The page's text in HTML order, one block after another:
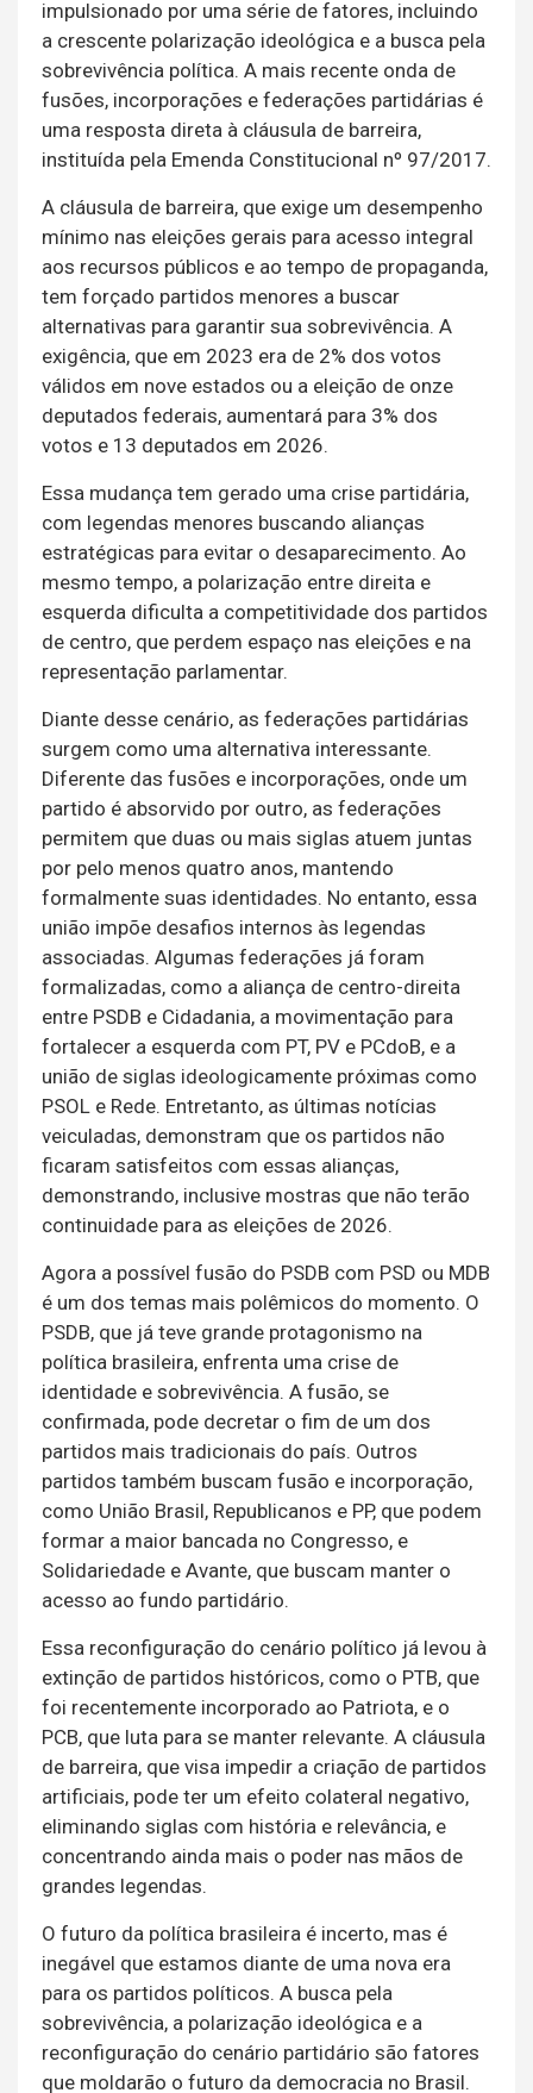
impulsionado por uma série de fatores, incluindo
a crescente polarização ideológica e a busca pela
sobrevivência política. A mais recente onda de
fusões, incorporações e federações partidárias é
uma resposta direta à cláusula de barreira,
instituída pela Emenda Constitucional nº 97/2017.
A cláusula de barreira, que exige um desempenho
mínimo nas eleições gerais para acesso integral
aos recursos públicos e ao tempo de propaganda,
tem forçado partidos menores a buscar
alternativas para garantir sua sobrevivência. A
exigência, que em 2023 era de 2% dos votos
válidos em nove estados ou a eleição de onze
deputados federais, aumentará para 3% dos
votos e 13 deputados em 2026.
Essa mudança tem gerado uma crise partidária,
com legendas menores buscando alianças
estratégicas para evitar o desaparecimento. Ao
mesmo tempo, a polarização entre direita e
esquerda dificulta a competitividade dos partidos
de centro, que perdem espaço nas eleições e na
representação parlamentar.
Diante desse cenário, as federações partidárias
surgem como uma alternativa interessante.
Diferente das fusões e incorporações, onde um
partido é absorvido por outro, as federações
permitem que duas ou mais siglas atuem juntas
por pelo menos quatro anos, mantendo
formalmente suas identidades. No entanto, essa
união impõe desafios internos às legendas
associadas. Algumas federações já foram
formalizadas, como a aliança de centro-direita
entre PSDB e Cidadania, a movimentação para
fortalecer a esquerda com PT, PV e PCdoB, e a
união de siglas ideologicamente próximas como
PSOL e Rede. Entretanto, as últimas notícias
veiculadas, demonstram que os partidos não
ficaram satisfeitos com essas alianças,
demonstrando, inclusive mostras que não terão
continuidade para as eleições de 2026.
Agora a possível fusão do PSDB com PSD ou MDB
é um dos temas mais polêmicos do momento. O
PSDB, que já teve grande protagonismo na
política brasileira, enfrenta uma crise de
identidade e sobrevivência. A fusão, se
confirmada, pode decretar o fim de um dos
partidos mais tradicionais do país. Outros
partidos também buscam fusão e incorporação,
como União Brasil, Republicanos e PP, que podem
formar a maior bancada no Congresso, e
Solidariedade e Avante, que buscam manter o
acesso ao fundo partidário.
Essa reconfiguração do cenário político já levou à
extinção de partidos históricos, como o PTB, que
foi recentemente incorporado ao Patriota, e o
PCB, que luta para se manter relevante. A cláusula
de barreira, que visa impedir a criação de partidos
artificiais, pode ter um efeito colateral negativo,
eliminando siglas com história e relevância, e
concentrando ainda mais o poder nas mãos de
grandes legendas.
O futuro da política brasileira é incerto, mas é
inegável que estamos diante de uma nova era
para os partidos políticos. A busca pela
sobrevivência, a polarização ideológica e a
reconfiguração do cenário partidário são fatores
que moldarão o futuro da democracia no Brasil.